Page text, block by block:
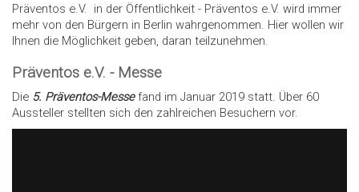
Präventos e.V. in der Öffentlichkeit - Präventos e.V. wird immer
mehr von den Bürgern in Berlin wahrgenommen. Hier wollen wir
Ihnen die Möglichkeit geben, daran teilzunehmen.
Präventos e.V. - Messe
Die 5. Präventos-Messefand im Januar 2019 statt. Über 60
Aussteller stellten sich den zahlreichen Besuchern vor.